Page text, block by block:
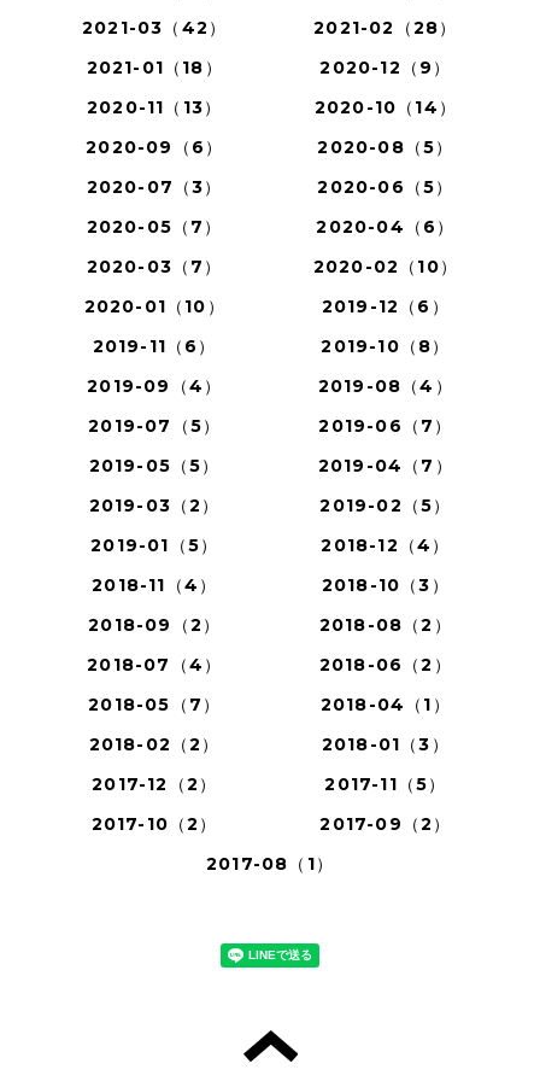
2021-03（42）
2021-02（28）
2021-01（18）
2020-12（9）
2020-11（13）
2020-10（14）
2020-09（6）
2020-08（5）
2020-07（3）
2020-06（5）
2020-05（7）
2020-04（6）
2020-03（7）
2020-02（10）
2020-01（10）
2019-12（6）
2019-11（6）
2019-10（8）
2019-09（4）
2019-08（4）
2019-07（5）
2019-06（7）
2019-05（5）
2019-04（7）
2019-03（2）
2019-02（5）
2019-01（5）
2018-12（4）
2018-11（4）
2018-10（3）
2018-09（2）
2018-08（2）
2018-07（4）
2018-06（2）
2018-05（7）
2018-04（1）
2018-02（2）
2018-01（3）
2017-12（2）
2017-11（5）
2017-10（2）
2017-09（2）
2017-08（1）